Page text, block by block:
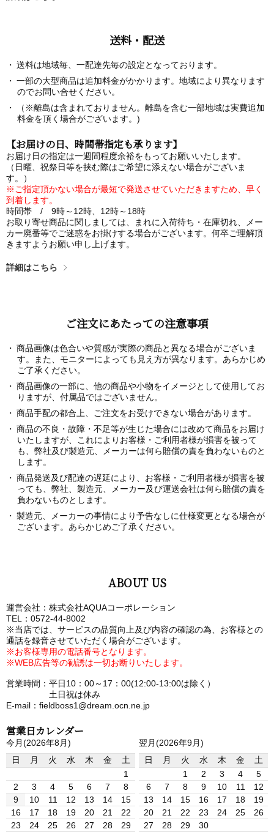
送料・配送
送料は地域毎、一配達先毎の設定となっております。
一部の大型商品は追加料金がかかります。地域により異なります
のでお問い合せください。
（※離島は含まれておりません。離島を含む一部地域は実費追加
料金を頂く場合がございます。)
【お届けの日、時間帯指定も承ります】
お届け日の指定は一週間程度余裕をもってお願いいたします。
（日曜、祝祭日等を挟む際はご希望に添えない場合がございま
す。）
※ご指定頂かない場合が最短で発送させていただきますため、早く
到着します。
時間帯 / 9時～12時、12時～18時
お取り寄せ商品に関しましては、まれに入荷待ち・在庫切れ、メー
カー廃番等でご迷惑をお掛けする場合がございます。何卒ご理解頂
きますようお願い申し上げます。
詳細はこちら
ご注文にあたっての注意事項
商品画像は色合いや質感が実際の商品と異なる場合がございま
す。また、モニターによっても見え方が異なります。あらかじめ
ご了承ください。
商品画像の一部に、他の商品や小物をイメージとして使用してお
りますが、付属品ではございません。
商品手配の都合上、ご注文をお受けできない場合があります。
商品の不良・故障・不足等が生じた場合には改めて商品をお届け
いたしますが、これによりお客様・ご利用者様が損害を被って
も、弊社及び製造元、メーカーは何ら賠償の責を負わないものと
します。
商品発送及び配達の遅延により、お客様・ご利用者様が損害を被
っても、弊社、製造元、メーカー及び運送会社は何ら賠償の責を
負わないものとします。
製造元、メーカーの事情により予告なしに仕様変更となる場合が
ございます。あらかじめご了承ください。
ABOUT US
運営会社：株式会社AQUAコーポレーション
TEL：0572-44-8002
※当店では、サービスの品質向上及び内容の確認の為、お客様との
通話を録音させていただく場合がございます。
※お客様専用の電話番号となります。
※WEB広告等の勧誘は一切お断りいたします。
営業時間：平日10：00～17：00(12:00-13:00は除く）
土日祝は休み
E-mail：fieldboss1@dream.ocn.ne.jp
営業日カレンダー
今月(2026年8月)
日
月 火 水 木 金
土
1
2
3 4 5 6 7
8
9
10 11 12 13 14
15
16
17 18 19 20 21
22
23
24 25 26 27 28
29
翌月(2026年9月)
日
月 火 水 木 金
土
1
2 3 4
5
6
7 8 9 10 11
12
13
14 15 16 17 18
19
20
21 22 23 24 25
26
27
28 29 30